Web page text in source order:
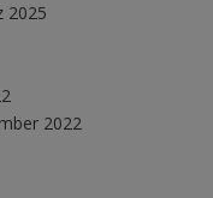
2025
2022